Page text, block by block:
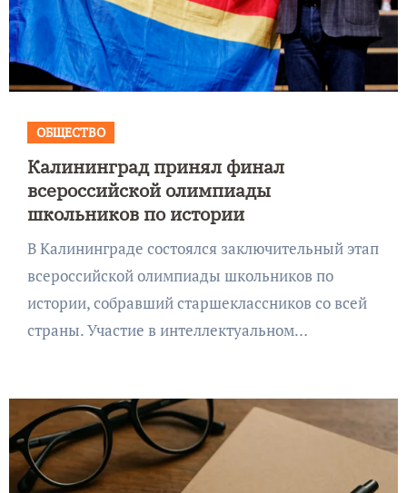
ОБЩЕСТВО
Калининград принял финал
всероссийской олимпиады
школьников по истории
В Калининграде состоялся заключительный этап
всероссийской олимпиады школьников по
истории, собравший старшеклассников со всей
страны. Участие в интеллектуальном…